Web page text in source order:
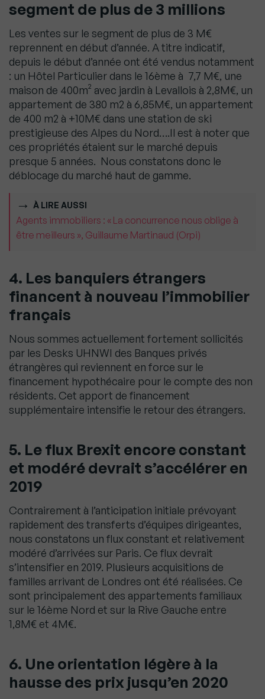
segment de plus de 3 millions
Les ventes sur le segment de plus de 3 M€
reprennent en début d’année. A titre indicatif,
depuis le début d’année ont été vendus notamment
: un Hôtel Particulier dans le 16ème à 7,7 M€, une
maison de 400m² avec jardin à Levallois à 2,8M€, un
appartement de 380 m2 à 6,85M€, un appartement
de 400 m2 à +10M€ dans une station de ski
prestigieuse des Alpes du Nord….Il est à noter que
ces propriétés étaient sur le marché depuis
presque 5 années. Nous constatons donc le
déblocage du marché haut de gamme.
À LIRE AUSSI
Agents immobiliers : « La concurrence nous oblige à
être meilleurs », Guillaume Martinaud (Orpi)
4. Les banquiers étrangers
financent à nouveau l’immobilier
français
Nous sommes actuellement fortement sollicités
par les Desks UHNWI des Banques privés
étrangères qui reviennent en force sur le
financement hypothécaire pour le compte des non
résidents. Cet apport de financement
supplémentaire intensifie le retour des étrangers.
5. Le flux Brexit encore constant
et modéré devrait s’accélérer en
2019
Contrairement à l’anticipation initiale prévoyant
rapidement des transferts d’équipes dirigeantes,
nous constatons un flux constant et relativement
modéré d’arrivées sur Paris. Ce flux devrait
s’intensifier en 2019. Plusieurs acquisitions de
familles arrivant de Londres ont été réalisées. Ce
sont principalement des appartements familiaux
sur le 16ème Nord et sur la Rive Gauche entre
1,8M€ et 4M€.
6. Une orientation légère à la
hausse des prix jusqu’en 2020